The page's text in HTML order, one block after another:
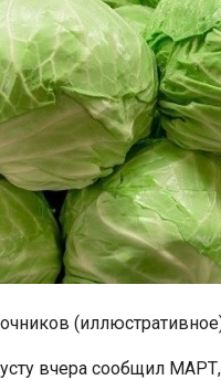
вчера сообщил